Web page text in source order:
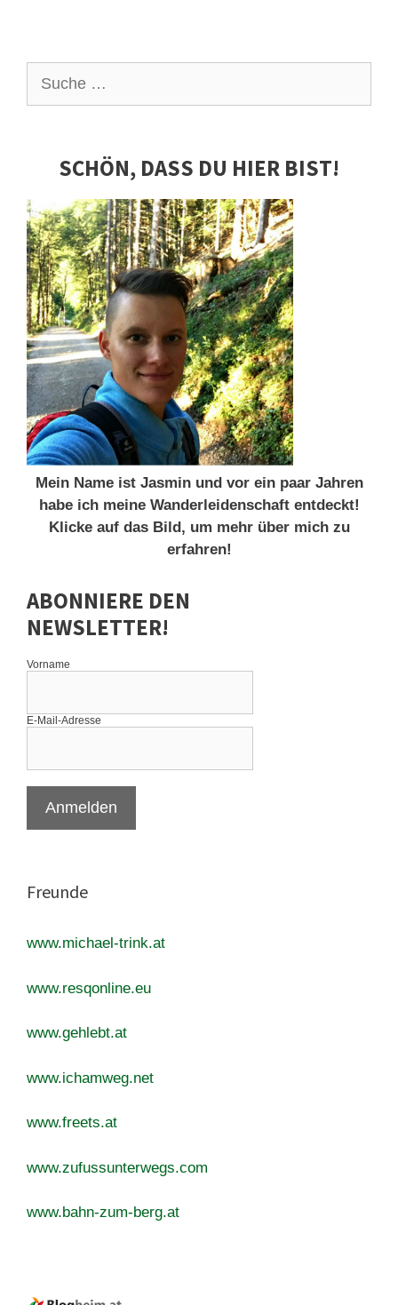
SCHÖN, DASS DU HIER BIST!
Mein Name ist Jasmin und vor ein paar Jahren
habe ich meine Wanderleidenschaft entdeckt!
Klicke auf das Bild, um mehr über mich zu
erfahren!
ABONNIERE DEN
NEWSLETTER!
Vorname
E-Mail-Adresse
Freunde
www.michael-trink.at
www.resqonline.eu
www.gehlebt.at
www.ichamweg.net
www.freets.at
www.zufussunterwegs.com
www.bahn-zum-berg.at